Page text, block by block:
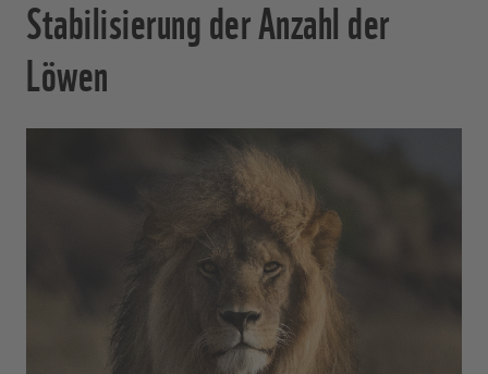
Stabilisierung der Anzahl der
Löwen